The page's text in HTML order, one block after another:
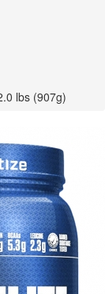
lbs (907g)